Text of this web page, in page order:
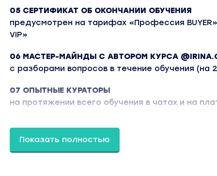
05 СЕРТИФИКАТ ОБ ОКОНЧАНИИ ОБУЧЕНИЯ
предусмотрен на тарифах «Профессия
VIP»
06 МАСТЕР-МАЙНДЫ С АВТОРОМ КУРСА
c разборами вопросов в течение обучения (на
07 ОПЫТНЫЕ КУРАТОРЫ
на протяжении всего обучения в чатах и на
с личным кабинетом для каждого ученика
Показать полностью